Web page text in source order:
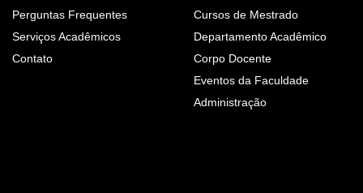
Perguntas Frequentes
Serviços Acadêmicos
Contato
Cursos de Mestrado
Departamento Acadêmico
Corpo Docente
Eventos da Faculdade
Administração